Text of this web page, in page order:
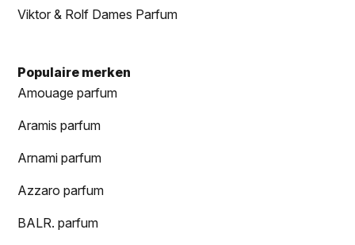
Viktor & Rolf Dames Parfum
Populaire merken
Amouage parfum
Aramis parfum
Arnami parfum
Azzaro parfum
BALR. parfum